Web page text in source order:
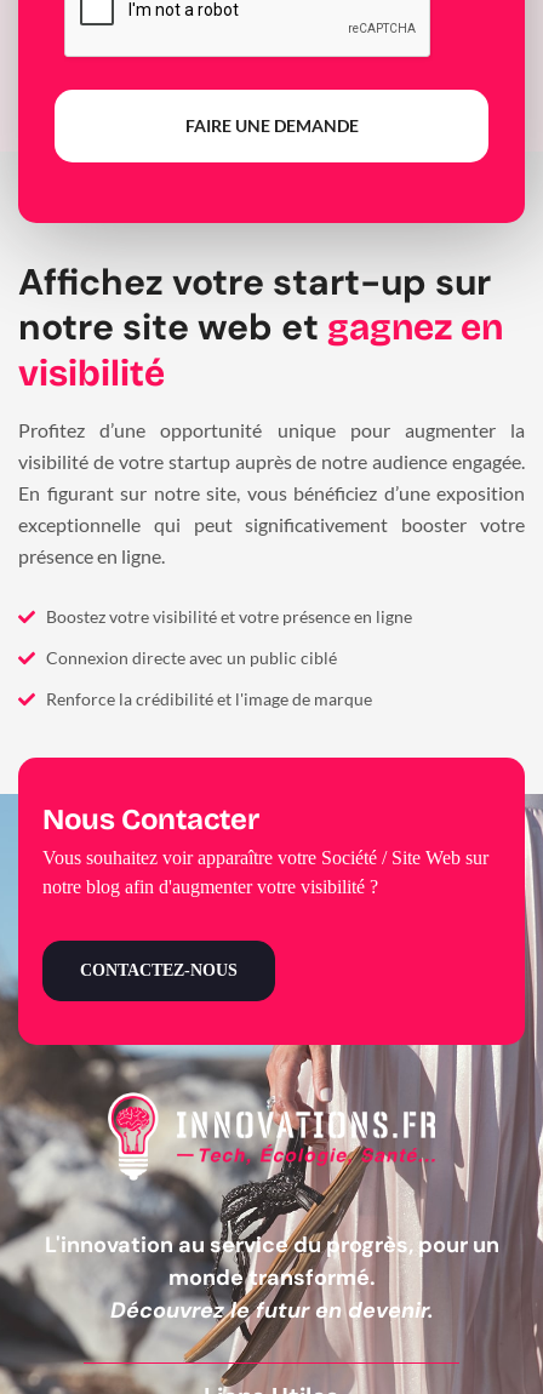
FAIRE UNE DEMANDE
Affichez votre start-up sur
notre site web et gagnez en
visibilité
Profitez d’une opportunité unique pour augmenter la
visibilité de votre startup auprès de notre audience engagée.
En figurant sur notre site, vous bénéficiez d’une exposition
exceptionnelle qui peut significativement booster votre
présence en ligne.
Boostez votre visibilité et votre présence en ligne
Connexion directe avec un public ciblé
Renforce la crédibilité et l'image de marque
L'innovation au service du progrès, pour un
monde transformé.
Découvrez le futur en devenir.
Nous Contacter
Vous souhaitez voir apparaître votre Société / Site Web sur
notre blog afin d'augmenter votre visibilité ?
CONTACTEZ-NOUS